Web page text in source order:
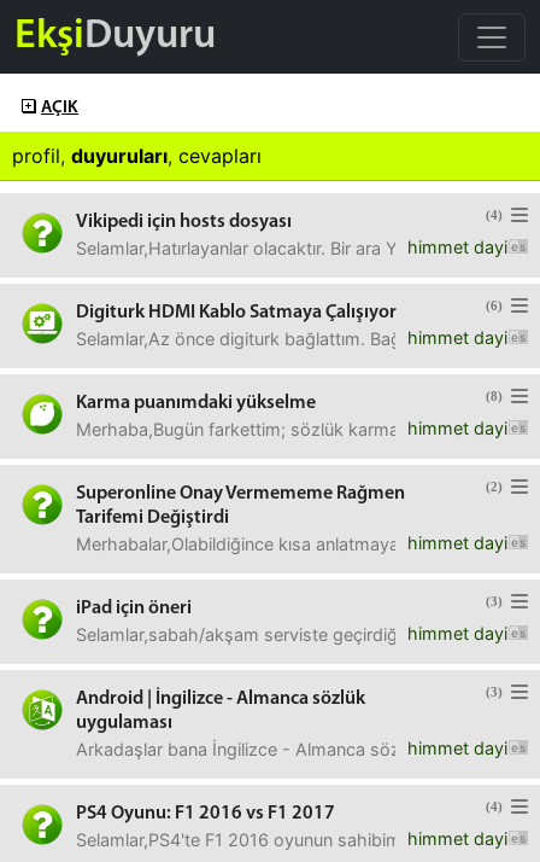
EkşiDuyuru
AÇIK
profil, duyuruları, cevapları
(4)
Vikipedi için hosts dosyası
himmet dayi
Selamlar,Hatırlayanlar olacaktır. Bir ara YouTube
(6)
Digiturk HDMI Kablo Satmaya Çalışıyor
himmet dayi
Selamlar,Az önce digiturk bağlattım. Bağlayan arkadaş
(8)
Karma puanımdaki yükselme
himmet dayi
Merhaba,Bugün farkettim; sözlük karma puanımda
(2)
Superonline Onay Vermememe Rağmen
Tarifemi Değiştirdi
himmet dayi
Merhabalar,Olabildiğince kısa anlatmaya çalışacağım.
(3)
iPad için öneri
himmet dayi
Selamlar,sabah/akşam serviste geçirdiğim sürede dizi
(3)
Android | İngilizce - Almanca sözlük
uygulaması
himmet dayi
Arkadaşlar bana İngilizce - Almanca sözlük önerisi
(4)
PS4 Oyunu: F1 2016 vs F1 2017
himmet dayi
Selamlar,PS4'te F1 2016 oyunun sahibim. F1 2017